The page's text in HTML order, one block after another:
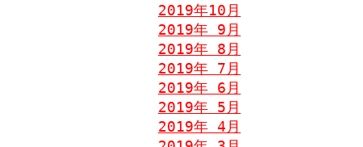
2019年10月
2019年 9月
2019年 8月
2019年 7月
2019年 6月
2019年 5月
2019年 4月